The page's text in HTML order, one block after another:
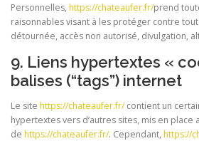
Personnelles, https://chateaufer.fr/prend
raisonnables visant à les protéger contre
détournée, accès non autorisé, divulgation,
9. Liens hypertextes «
balises (“tags”) internet
Le site https://chateaufer.fr/contient un
hypertextes vers d’autres sites, mis en place
de https://chateaufer.fr/. Cependant, https://